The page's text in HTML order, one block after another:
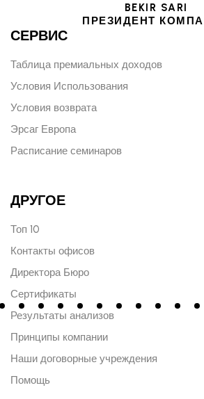
BEKIR SARI
ПРЕЗИДЕНТ
СЕРВИС
Таблица премиальных доходов
Условия Использования
Условия возврата
Эрсаг Европа
Расписание семинаров
ДРУГОЕ
Топ 10
Контакты офисов
Директора Бюро
Сертификаты
Результаты анализов
Принципы компании
Наши договорные учреждения
Помощь